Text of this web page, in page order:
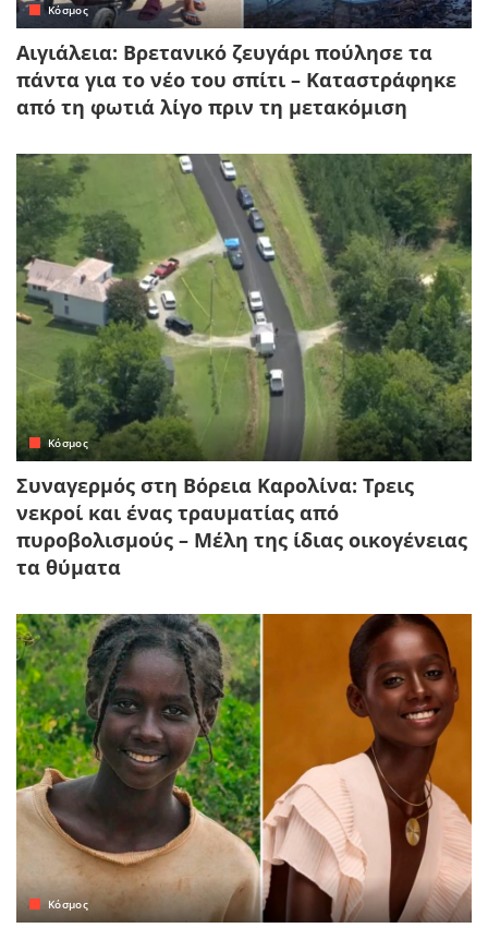
Κόσμος
Αιγιάλεια: Βρετανικό ζευγάρι πούλησε τα
πάντα για το νέο του σπίτι – Καταστράφηκε
από τη φωτιά λίγο πριν τη μετακόμιση
Κόσμος
Συναγερμός στη Βόρεια Καρολίνα: Τρεις
νεκροί και ένας τραυματίας από
πυροβολισμούς – Μέλη της ίδιας οικογένειας
τα θύματα
Κόσμος